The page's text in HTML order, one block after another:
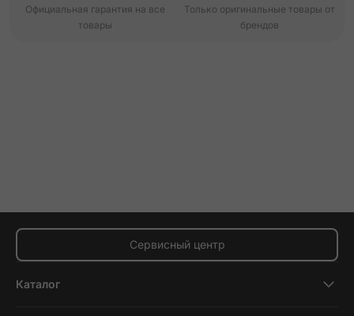
Официальная гарантия на все
товары
Только оригинальные товары от
брендов
Сервисный центр
Каталог